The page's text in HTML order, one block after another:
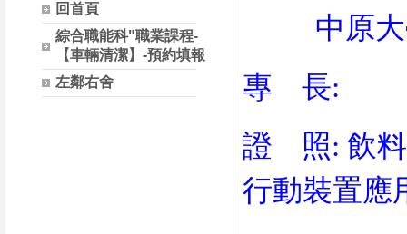
回首頁
綜合職能科"職業課程-
【車輛清潔】-預約填報
左鄰右舍
中原大學
專 長:
證 照: 飲料
行動裝置